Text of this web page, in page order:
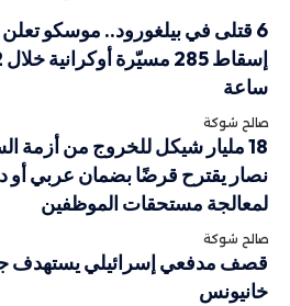
6 قتلى في بيلغورود.. موسكو تعلن
ساعة
صالح شوكة
18 مليار شيكل للخروج من أزمة
نصار يقترح قرضًا بضمان عربي أو
لمعالجة مستحقات الموظفين
صالح شوكة
قصف مدفعي إسرائيلي يستهدف
خانيونس